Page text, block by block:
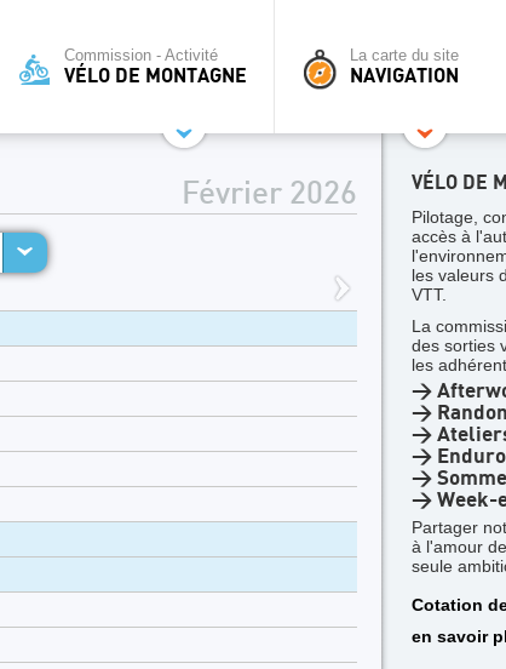
Commission - Activité
VÉLO DE MONTAGNE
La carte du site
NAVIGATION
Février 2026 VÉLO DE
Pilotage,
accès à
les valeurs
VTT.
La
des sorties
les
>
>
>
> Enduro
>
> Week-
Partager
à l'amour
seule
Cotation
en savoir